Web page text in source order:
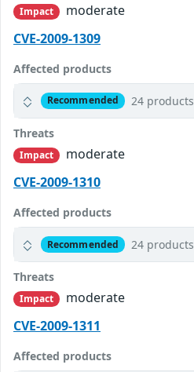
Impact
moderate
CVE-2009-1309
Affected products
Recommended 24 products
Threats
Impact
moderate
CVE-2009-1310
Affected products
Recommended 24 products
Threats
Impact
moderate
CVE-2009-1311
Affected products